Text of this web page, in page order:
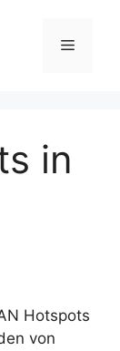
Menü
in
Hotspots
von